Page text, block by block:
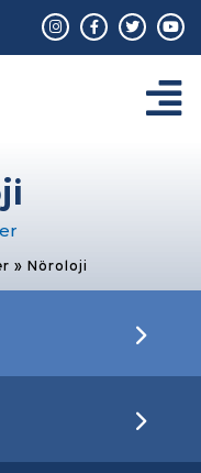
» Nöroloji